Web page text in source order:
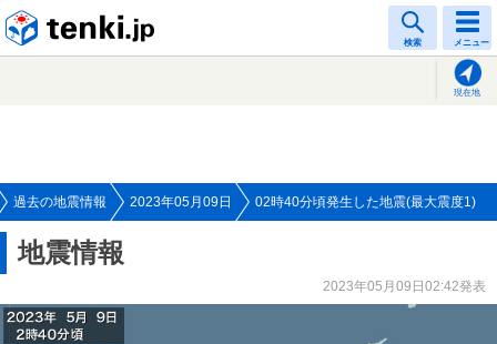
検索 メニュー
現在地
過去の地震情報 2023年05月09日 02時40分頃発生した地震(最大震度1)
地震情報
2023年05月09日02:42発表